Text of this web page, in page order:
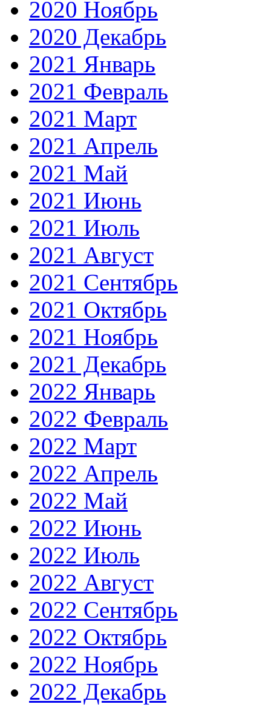
2020 Ноябрь
2020 Декабрь
2021 Январь
2021 Февраль
2021 Март
2021 Апрель
2021 Май
2021 Июнь
2021 Июль
2021 Август
2021 Сентябрь
2021 Октябрь
2021 Ноябрь
2021 Декабрь
2022 Январь
2022 Февраль
2022 Март
2022 Апрель
2022 Май
2022 Июнь
2022 Июль
2022 Август
2022 Сентябрь
2022 Октябрь
2022 Ноябрь
2022 Декабрь